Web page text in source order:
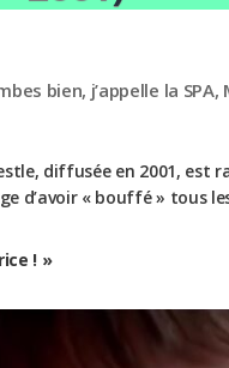
bien, j’appelle la
diffusée en 2001, est
d’avoir « bouffé » tous
! »